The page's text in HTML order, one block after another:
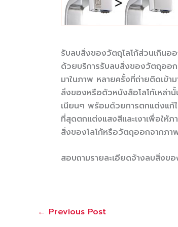
รับลบสิ่งของวัตถุโลโก้ส่วนเกิน
ด้วยบริการรับลบสิ่งของวัตถุออ
มาในภาพ หลายครั้งที่ถ่ายติดเข้
สิ่งของหรือตัวหนังสือโลโก้เหล่า
เนียนๆ พร้อมด้วยการตกแต่งแก้
ที่สุดตกแต่งแสงสีและเงาเพื่อให้
สิ่งของโลโก้หรือวัตถุออกจากภา
สอบถามรายละเอียดจ้างลบสิ่งข
← Previous Post